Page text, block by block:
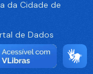
da Cidade de
de Dados
Recife